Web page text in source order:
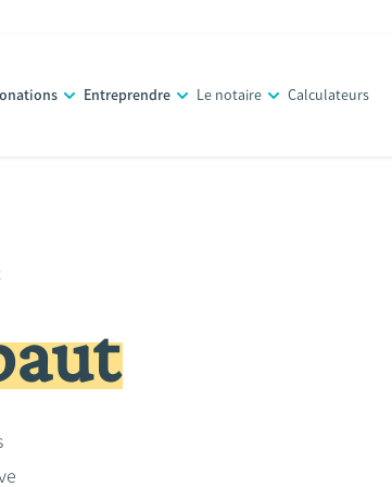
Entreprendre Le notaire Calculateurs